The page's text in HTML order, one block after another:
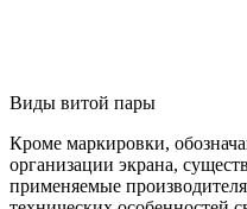
Виды витой пары
Кроме маркировки,
организации экрана,
применяемые